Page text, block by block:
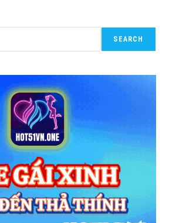
SEARCH